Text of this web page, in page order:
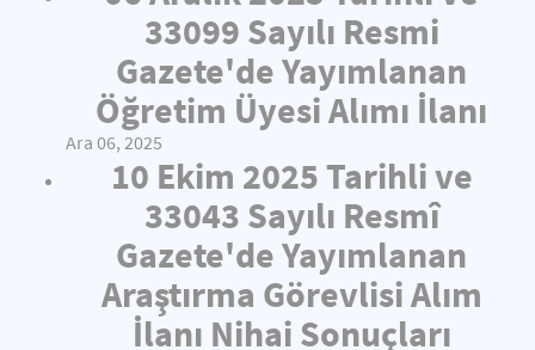
33099 Sayılı Resmi
Gazete'de Yayımlanan
Öğretim Üyesi Alımı İlanı
Ara 06, 2025
10 Ekim 2025 Tarihli ve
33043 Sayılı Resmî
Gazete'de Yayımlanan
Araştırma Görevlisi Alım
İlanı Nihai Sonuçları